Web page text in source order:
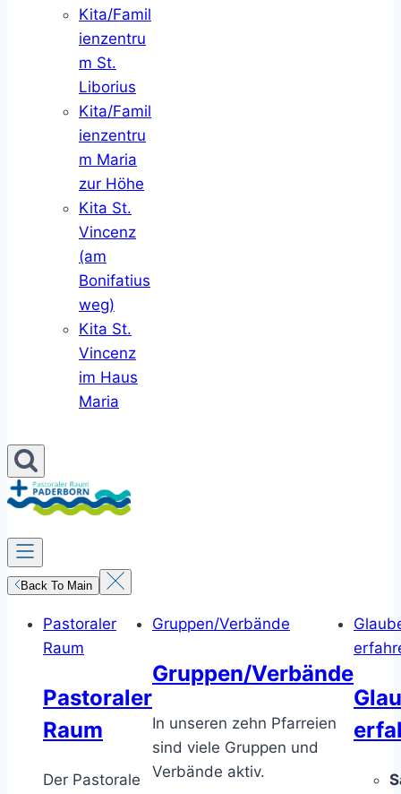
Kita/Famil
ienzentru
m St.
Liborius
Kita/Famil
ienzentru
m Maria
zur Höhe
Kita St.
Vincenz
(am
Bonifatius
weg)
Kita St.
Vincenz
im Haus
Maria
Back To Main
Pastoraler
Raum
Pastoraler
Raum
Der Pastorale
Gruppen/Verbände
Gruppen/Verbände
In unseren zehn Pfarreien
sind viele Gruppen und
Verbände aktiv.